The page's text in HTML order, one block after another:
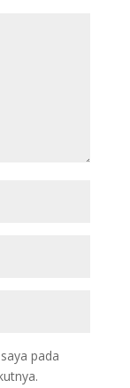
pada